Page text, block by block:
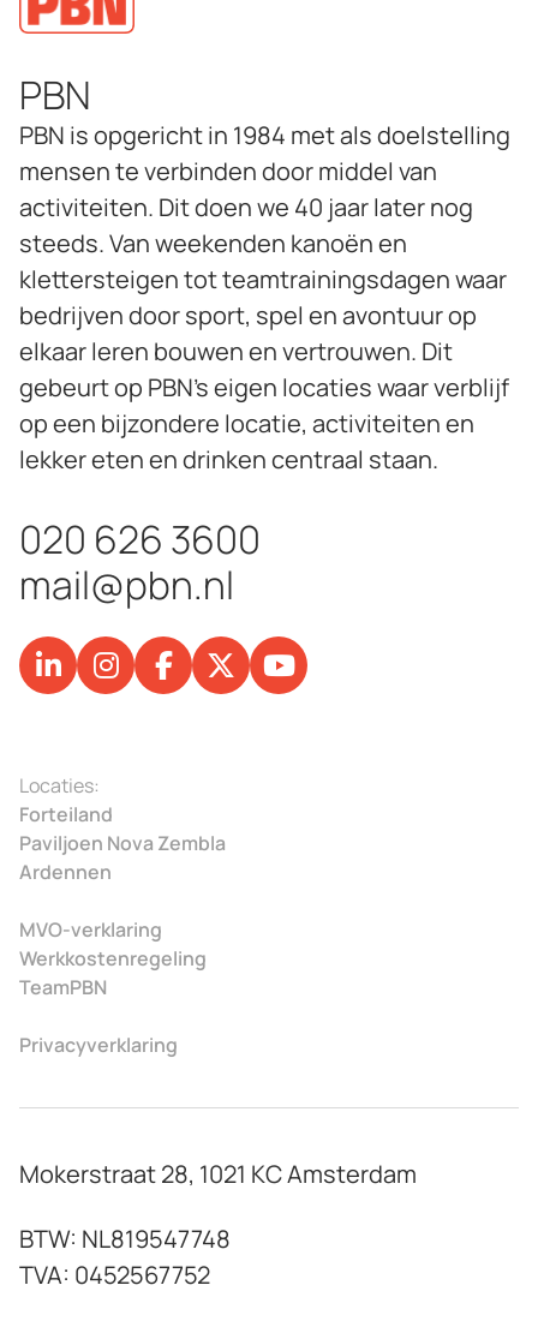
PBN
PBN is opgericht in 1984 met als doelstelling
mensen te verbinden door middel van
activiteiten. Dit doen we 40 jaar later nog
steeds. Van weekenden kanoën en
klettersteigen tot teamtrainingsdagen waar
bedrijven door sport, spel en avontuur op
elkaar leren bouwen en vertrouwen. Dit
gebeurt op PBN’s eigen locaties waar verblijf
op een bijzondere locatie, activiteiten en
lekker eten en drinken centraal staan.
020 626 3600
mail@pbn.nl
Locaties:
Forteiland
Paviljoen Nova Zembla
Ardennen
MVO-verklaring
Werkkostenregeling
TeamPBN
Privacyverklaring
Mokerstraat 28, 1021 KC Amsterdam
BTW: NL819547748
TVA: 0452567752